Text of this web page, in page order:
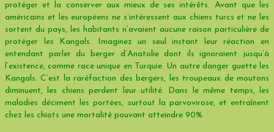
protéger et la conserver aux mieux de ses intérêts. Avant que les
américains et les européens ne s’intéressent aux chiens turcs et ne les
sortent du pays, les habitants n’avaient aucune raison particulière de
protéger les Kangals. Imaginez un seul instant leur réaction en
entendant parler du berger d’Anatolie dont ils ignoraient jusqu’à
l’existence, comme race unique en Turquie. Un autre danger guette les
Kangals. C’est la raréfaction des bergers, les troupeaux de moutons
diminuent, les chiens perdent leur utilité. Dans le même temps, les
maladies déciment les portées, surtout la parvovirose, et entraînent
chez les chiots une mortalité pouvant atteindre 90%.